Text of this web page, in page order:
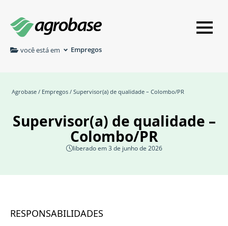
você está em Empregos
Agrobase / Empregos / Supervisor(a) de qualidade – Colombo/PR
Supervisor(a) de qualidade –
Colombo/PR
liberado em 3 de junho de 2026
RESPONSABILIDADES